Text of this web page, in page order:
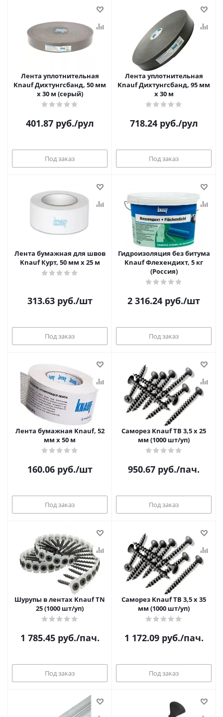
Лента уплотнительная
Knauf Дихтунгсбанд, 50 мм
х 30 м (серый)
401.87руб./рул
Под заказ
Лента уплотнительная
Knauf Дихтунгсбанд, 95 мм
х 30 м
718.24руб./рул
Под заказ
Лента бумажная для швов
Knauf Курт, 50 мм х 25 м
313.63руб./шт
Под заказ
Гидроизоляция без битума
Knauf Флехендихт, 5 кг
(Россия)
2 316.24 руб./шт
Под заказ
Лента бумажная Knauf, 52
мм х 50 м
160.06руб./шт
Под заказ
Саморез Knauf ТB 3,5 х 25
мм (1000 шт/уп)
950.67 руб./пач.
Под заказ
Шурупы в лентах Knauf TN
25 (1000 шт/уп)
1 785.45руб./пач.
Под заказ
Саморез Knauf ТB 3,5 х 35
мм (1000 шт/уп)
1 172.09руб./пач.
Под заказ